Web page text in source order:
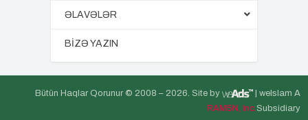
ƏLAVƏLƏR
BİZƏ YAZIN
Bütün Haqlar Qorunur © 2008 – 2026. Site by
| weIslam A
RAM5N, Inc.Subsidiary